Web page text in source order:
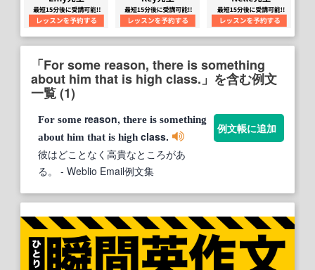
「For some reason, there is something
about him that is high class.」を含む例文
一覧 (1)
For some reason, there is something
about him that is high class.
彼はどことなく高貴なところがあ
る。
- Weblio Email例文集
例文帳に追加